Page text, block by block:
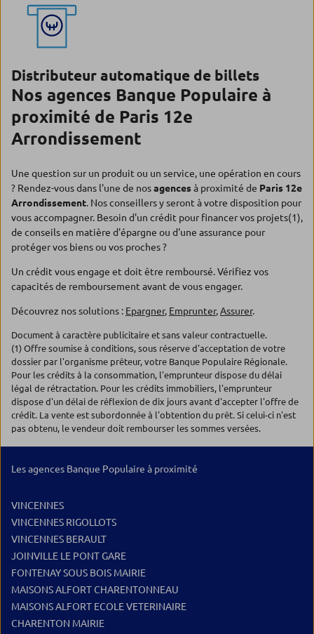
Distributeur automatique de billets
Nos agences Banque Populaire à
proximité de Paris 12e
Arrondissement
Une question sur un produit ou un service, une opération en cours
? Rendez-vous dans l'une de nosagencesà proximité de Paris 12e
Arrondissement. Nos conseillers y seront à votre disposition pour
vous accompagner. Besoin d'un crédit pour financer vos projets(1),
de conseils en matière d'épargne ou d'une assurance pour
protéger vos biens ou vos proches ?
Un crédit vous engage et doit être remboursé. Vérifiez vos
capacités de remboursement avant de vous engager.
Découvrez nos solutions : Epargner, Emprunter,Assurer.
Document à caractère publicitaire et sans valeur contractuelle.
(1) Offre soumise à conditions, sous réserve d'acceptation de votre
dossier par l'organisme prêteur, votre Banque Populaire Régionale.
Pour les crédits à la consommation, l'emprunteur dispose du délai
légal de rétractation. Pour les crédits immobiliers, l'emprunteur
dispose d'un délai de réflexion de dix jours avant d'accepter l'offre de
crédit. La vente est subordonnée à l'obtention du prêt. Si celui-ci n'est
pas obtenu, le vendeur doit rembourser les sommes versées.
Les agences Banque Populaire à proximité
VINCENNES
VINCENNES RIGOLLOTS
VINCENNES BERAULT
JOINVILLE LE PONT GARE
FONTENAY SOUS BOIS MAIRIE
MAISONS ALFORT CHARENTONNEAU
MAISONS ALFORT ECOLE VETERINAIRE
CHARENTON MAIRIE